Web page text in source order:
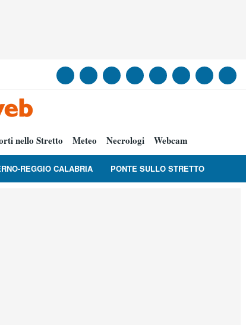
nello Stretto Meteo Necrologi Webcam
REGGIO CALABRIA PONTE SULLO STRETTO